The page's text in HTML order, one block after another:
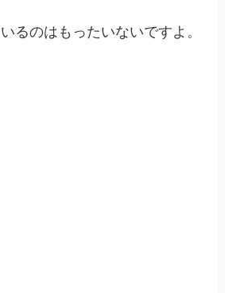
るのはもったいないですよ。